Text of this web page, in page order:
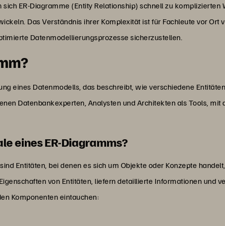
ER-Diagramme (Entity Relationship) schnell zu
Das Verständnis ihrer Komplexität ist für Fachleute vor Ort
Datenmodellierungsprozesse sicherzustellen.
eines Datenmodells, das beschreibt, wie verschiedene
Datenbankexperten, Analysten und Architekten als Tools,
eines ER-Diagramms?
Entitäten, bei denen es sich um Objekte oder Konzepte
von Entitäten, liefern detaillierte Informationen und
Komponenten eintauchen: